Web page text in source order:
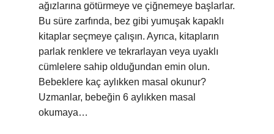
ağızlarına götürmeye ve çiğnemeye başlarlar.
Bu süre zarfında, bez gibi yumuşak kapaklı
kitaplar seçmeye çalışın. Ayrıca, kitapların
parlak renklere ve tekrarlayan veya uyaklı
cümlelere sahip olduğundan emin olun.
Bebeklere kaç aylıkken masal okunur?
Uzmanlar, bebeğin 6 aylıkken masal
okumaya…